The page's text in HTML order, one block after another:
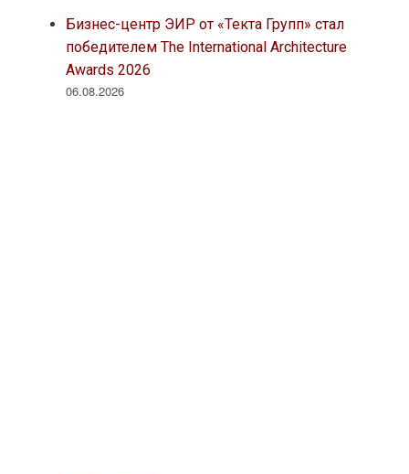
Бизнес-центр ЭИР от «Текта Групп» стал
победителем The International Architecture
Awards 2026
06.08.2026